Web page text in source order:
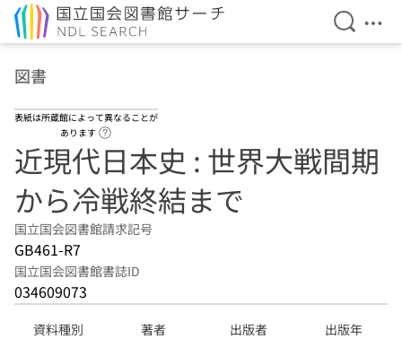
検索を
メ
図書
表紙は所蔵館によって異なることが
あります
近現代日本史 : 世界大戦間期
から冷戦終結まで
国立国会図書館請求記号
GB461-R7
国立国会図書館書誌ID
034609073
資料種別 著者 出版者 出版年